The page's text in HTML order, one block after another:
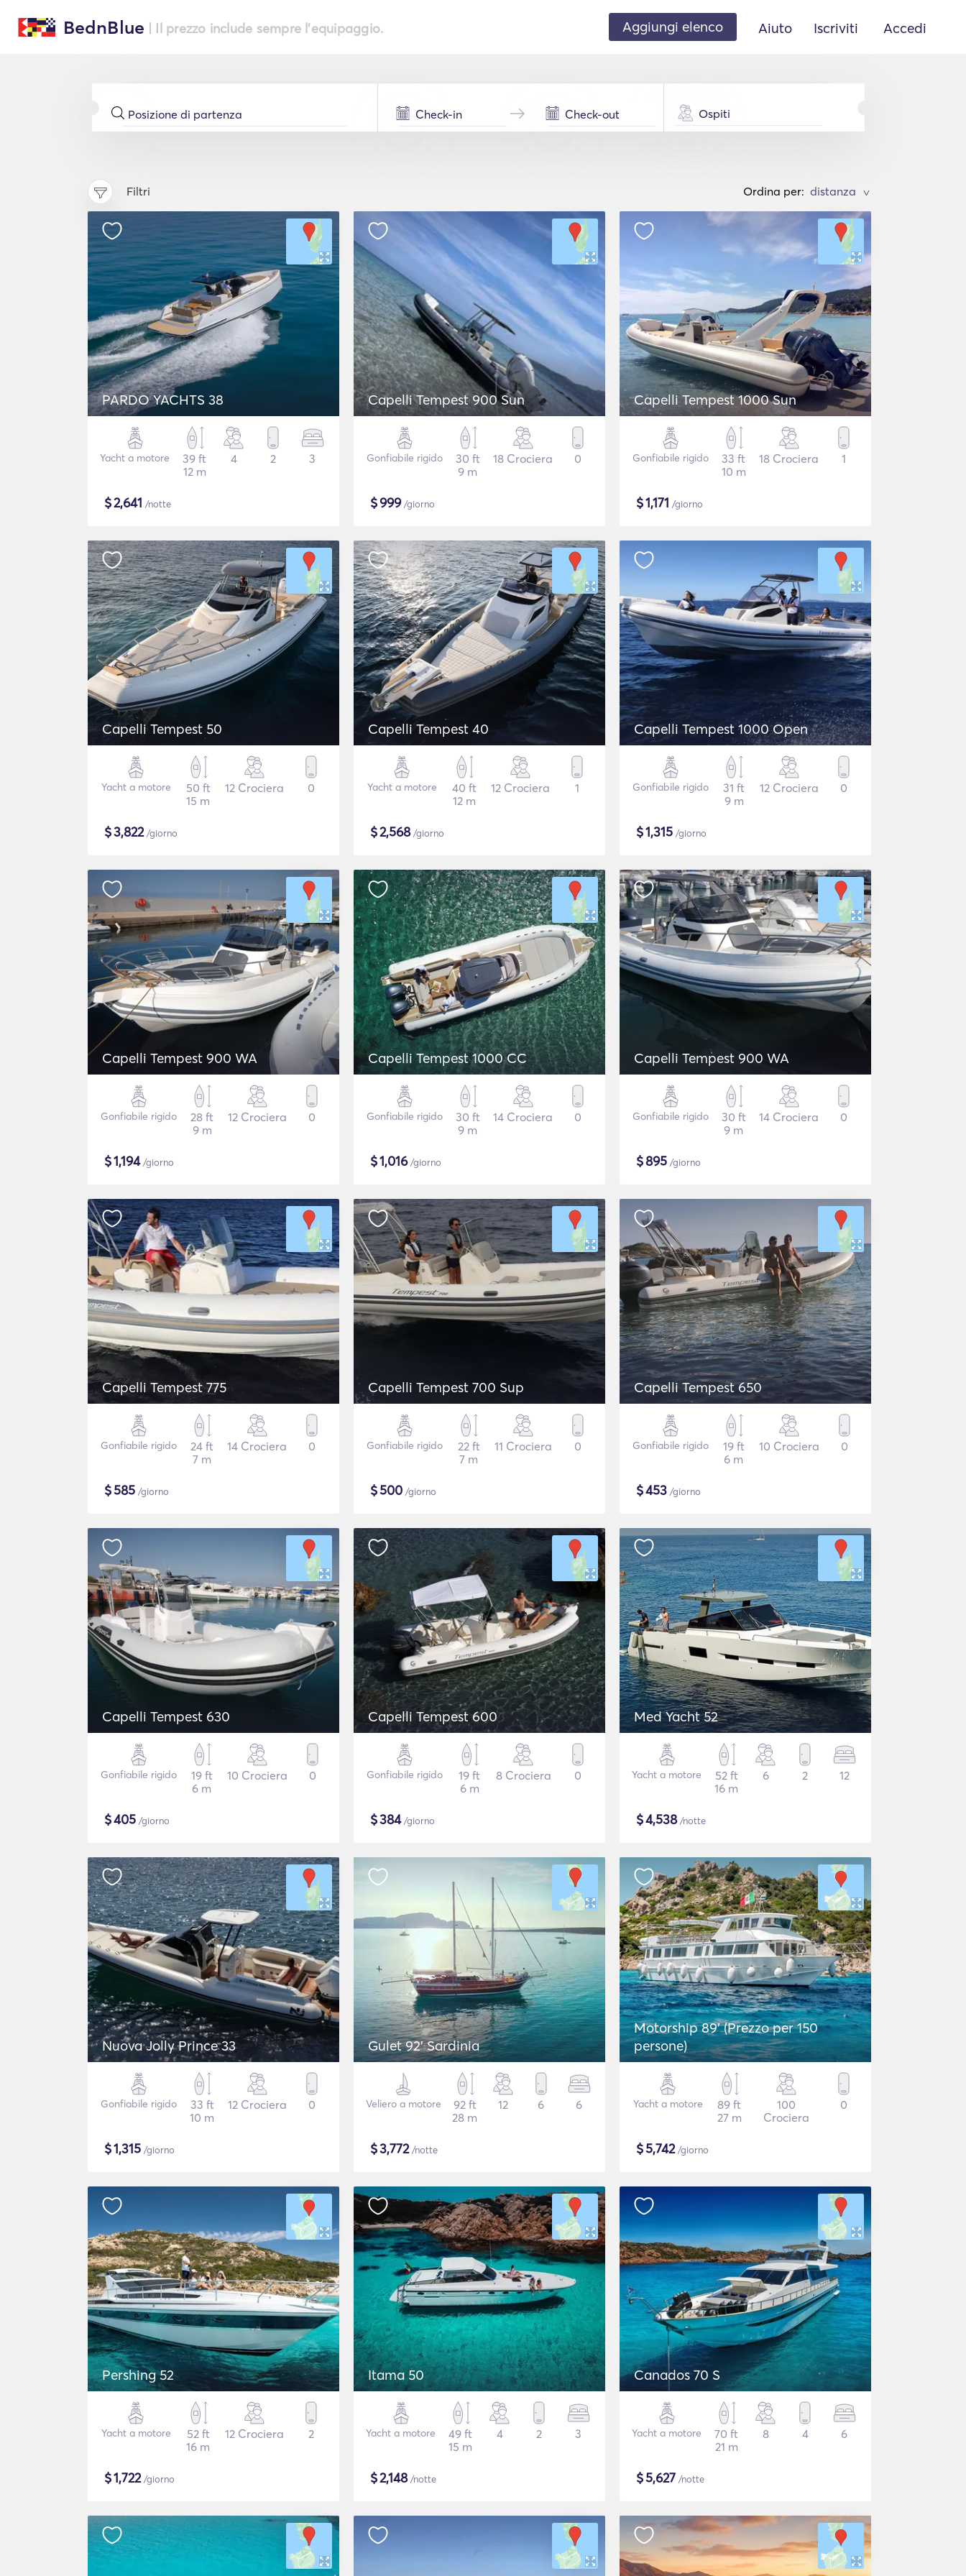
BednBlue | Il prezzo include sempre l'equipaggio. Aggiungi elenco Aiuto Iscriviti Accedi
Ospiti
Filtri Ordina per: >
PARDO YACHTS 38
Yacht a motore
39 ft
12 m
4 2 3
$2,641 /notte
Capelli Tempest 900 Sun
Gonfiabile rigido
30 ft
9 m
18 Crociera 0
$999/giorno
Capelli Tempest 1000 Sun
Gonfiabile rigido
33 ft
10 m
18 Crociera 1
$1,171 /giorno
Capelli Tempest 50
Yacht a motore
50 ft
15 m
12 Crociera 0
$3,822/giorno
Capelli Tempest 40
Yacht a motore
40 ft
12 m
12 Crociera 1
$2,568/giorno
Capelli Tempest 1000 Open
Gonfiabile rigido
31 ft
9 m
12 Crociera 0
$1,315 /giorno
Capelli Tempest 900 WA
Gonfiabile rigido
28 ft
9 m
12 Crociera 0
$1,194/giorno
Capelli Tempest 1000 CC
Gonfiabile rigido
30 ft
9 m
14 Crociera 0
$1,016/giorno
Capelli Tempest 900 WA
Gonfiabile rigido
30 ft
9 m
14 Crociera 0
$895 /giorno
Capelli Tempest 775
Gonfiabile rigido
24 ft
7 m
14 Crociera 0
$585 /giorno
Capelli Tempest 700 Sup
Gonfiabile rigido
22 ft
7 m
11 Crociera 0
$500 /giorno
Capelli Tempest 650
Gonfiabile rigido
19 ft
6 m
10 Crociera 0
$453 /giorno
Capelli Tempest 630
Gonfiabile rigido
19 ft
6 m
10 Crociera 0
$405 /giorno
Capelli Tempest 600
Gonfiabile rigido
19 ft
6 m
8 Crociera 0
$384/giorno
Med Yacht 52
Yacht a motore
52 ft
16 m
6 2 12
$4,538/notte
Nuova Jolly Prince 33
Gonfiabile rigido
33 ft
10 m
12 Crociera 0
$1,315 /giorno
Gulet 92' Sardinia
Veliero a motore
92 ft
28 m
12 6 6
$3,772/notte
Motorship 89' (Prezzo per 150
persone)
Yacht a motore
89 ft
27 m
100
Crociera
0
$5,742/giorno
Pershing 52
Yacht a motore
52 ft
16 m
12 Crociera 2
$1,722/giorno
Itama 50
Yacht a motore
49 ft
15 m
4 2 3
$2,148/notte
Canados 70 S
Yacht a motore
70 ft
21 m
8 4 6
$5,627 /notte